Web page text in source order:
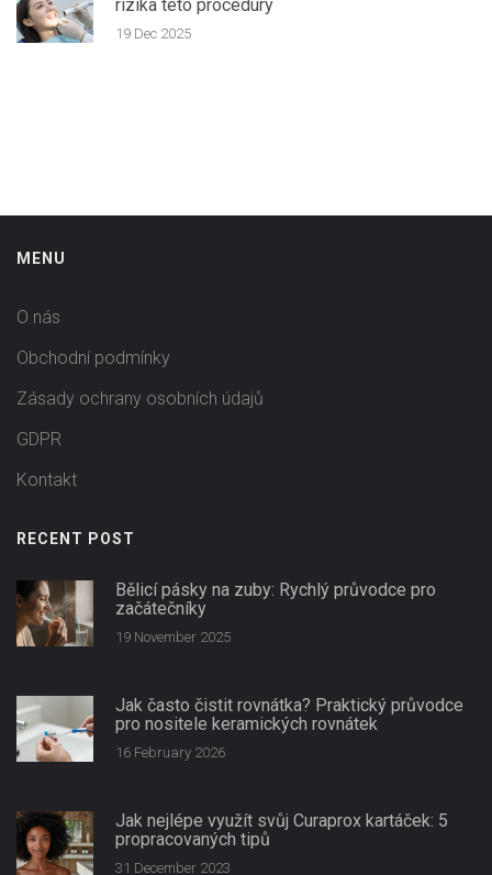
rizika této procedury
19 Dec 2025
MENU
O nás
Obchodní podmínky
Zásady ochrany osobních údajů
GDPR
Kontakt
RECENT POST
Bělicí pásky na zuby: Rychlý průvodce pro
začátečníky
19 November 2025
Jak často čistit rovnátka? Praktický průvodce
pro nositele keramických rovnátek
16 February 2026
Jak nejlépe využít svůj Curaprox kartáček: 5
propracovaných tipů
31 December 2023